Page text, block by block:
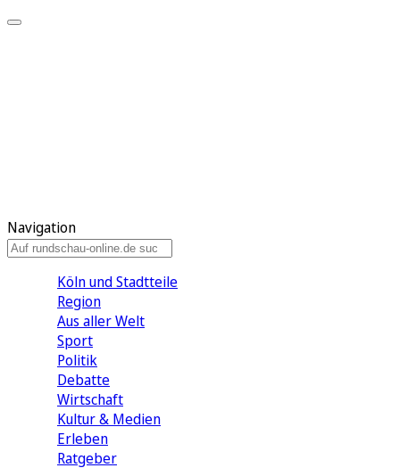
Navigation
Köln und Stadtteile
Region
Aus aller Welt
Sport
Politik
Debatte
Wirtschaft
Kultur & Medien
Erleben
Ratgeber